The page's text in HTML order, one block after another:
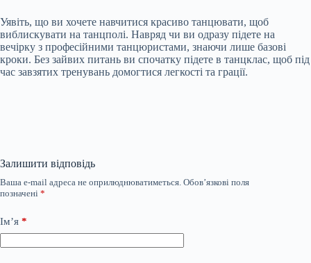
Уявіть, що ви хочете навчитися красиво танцювати, щоб
виблискувати на танцполі. Навряд чи ви одразу підете на
вечірку з професійними танцюристами, знаючи лише базові
кроки. Без зайвих питань ви спочатку підете в танцклас, щоб під
час завзятих тренувань домогтися легкості та грації.
Залишити відповідь
Ваша e-mail адреса не оприлюднюватиметься. Обов’язкові поля
позначені *
Ім’я *